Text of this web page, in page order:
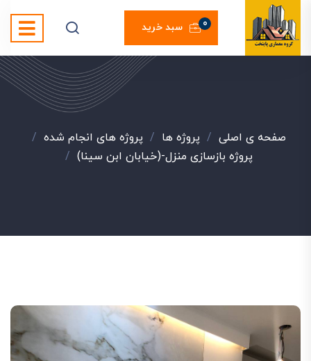
سبد خرید 0
صفحه ی اصلی / پروژه ها / پروژه های انجام شده /
پروژه بازسازی منزل-(خیابان ابن سینا) /